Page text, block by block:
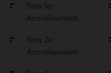
Paris 1er
Arrondissement
Paris 2e
Arrondissement